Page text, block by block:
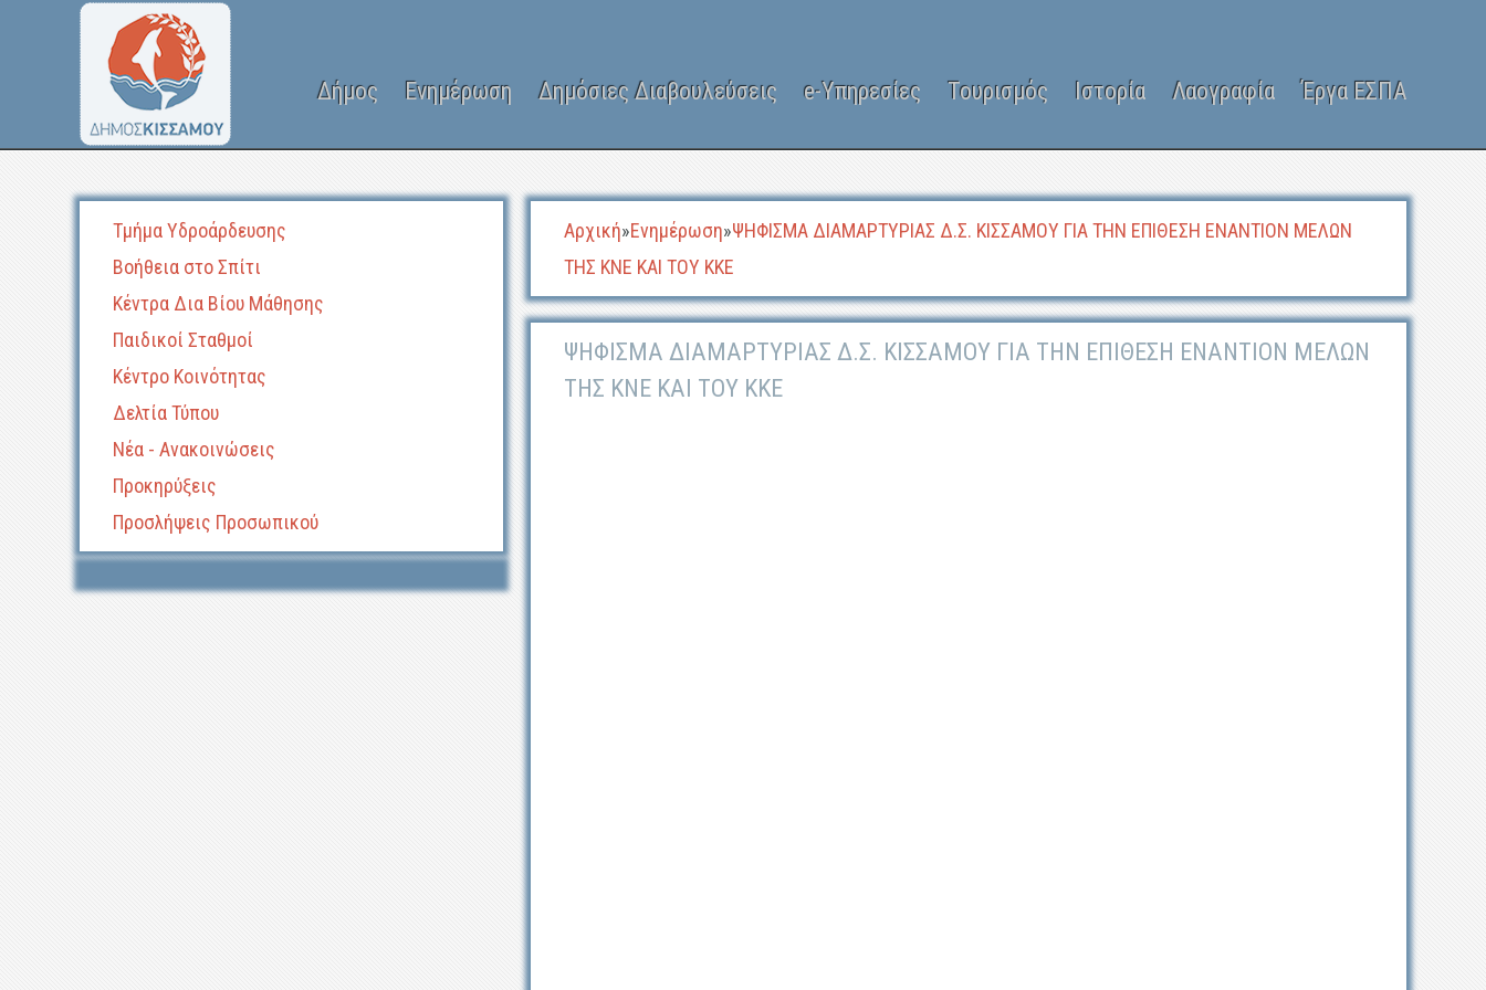
Δήμος Ενημέρωση Δημόσιες Διαβουλεύσεις e-Υπηρεσίες Τουρισμός Ιστορία Λαογραφία Έργα ΕΣΠΑ
Τμήμα Υδροάρδευσης
Βοήθεια στο Σπίτι
Κέντρα Δια Βίου Μάθησης
Παιδικοί Σταθμοί
Κέντρο Κοινότητας
Δελτία Τύπου
Νέα - Ανακοινώσεις
Προκηρύξεις
Προσλήψεις Προσωπικού
Αρχική»Ενημέρωση»ΨΗΦΙΣΜΑ ΔΙΑΜΑΡΤΥΡΙΑΣ Δ.Σ. ΚΙΣΣΑΜΟΥ ΓΙΑ ΤΗΝ ΕΠΙΘΕΣΗ ΕΝΑΝΤΙΟΝ ΜΕΛΩΝ
ΤΗΣ ΚΝΕ ΚΑΙ ΤΟΥ ΚΚΕ
ΨΗΦΙΣΜΑ ΔΙΑΜΑΡΤΥΡΙΑΣ Δ.Σ. ΚΙΣΣΑΜΟΥ ΓΙΑ ΤΗΝ ΕΠΙΘΕΣΗ ΕΝΑΝΤΙΟΝ ΜΕΛΩΝ
ΤΗΣ ΚΝΕ ΚΑΙ ΤΟΥ ΚΚΕ